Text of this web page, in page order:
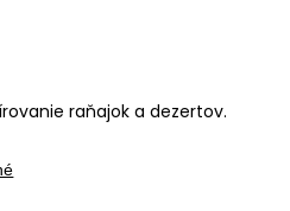
raňajok a dezertov.